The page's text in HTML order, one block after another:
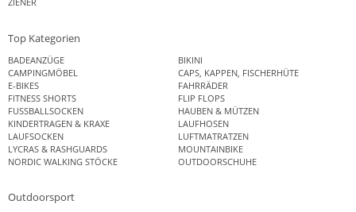
Top Kategorien
BADEANZÜGE
BIKINI
CAMPINGMÖBEL
CAPS, KAPPEN, FISCHERHÜTE
E-BIKES
FAHRRÄDER
FITNESS SHORTS
FLIP FLOPS
FUSSBALLSOCKEN
HAUBEN & MÜTZEN
KINDERTRAGEN & KRAXE
LAUFHOSEN
LAUFSOCKEN
LUFTMATRATZEN
LYCRAS & RASHGUARDS
MOUNTAINBIKE
NORDIC WALKING STÖCKE
OUTDOORSCHUHE
Outdoorsport